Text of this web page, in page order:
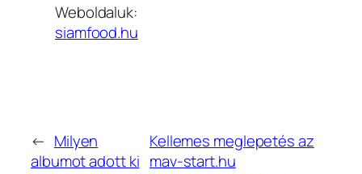
Weboldaluk:
siamfood.hu
← Milyen
albumot adott ki
Kellemes meglepetés az
mav-start.hu